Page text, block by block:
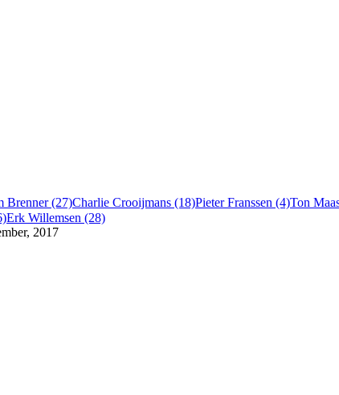
Brenner (27)Charlie Crooijmans (18)Pieter Franssen (4)Ton
Erk Willemsen (28)
2017